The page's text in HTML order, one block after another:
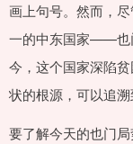
画上句号。然而，
一的中东国家——也
今，这个国家深陷
状的根源，可以追溯
要了解今天的也门